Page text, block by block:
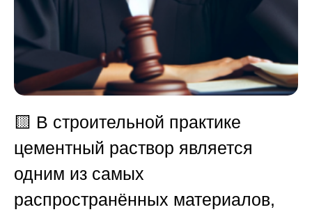
🟨 В строительной практике
цементный раствор является
одним из самых
распространённых материалов,